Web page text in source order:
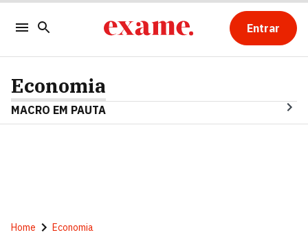
Entrar
Economia
MACRO EM PAUTA
Home Economia